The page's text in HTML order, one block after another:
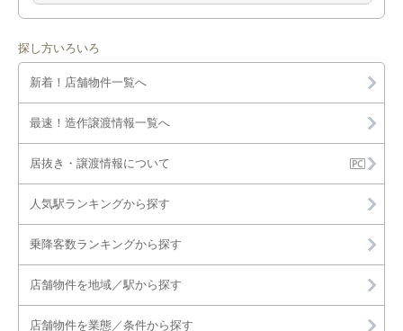
探し方いろいろ
新着！店舗物件一覧へ
最速！造作譲渡情報一覧へ
居抜き・譲渡情報について
人気駅ランキングから探す
乗降客数ランキングから探す
店舗物件を地域／駅から探す
店舗物件を業態／条件から探す